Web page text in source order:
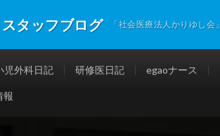
タッフブログ 「社会医療法人かりゆし
児外科日記 研修医日記 egaoナース
報